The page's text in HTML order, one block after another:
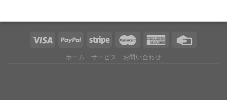
ホーム サービス お問い合わせ